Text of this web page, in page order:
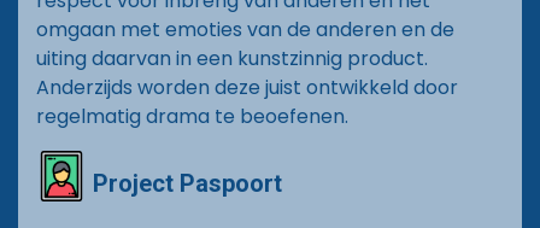
omgaan met emoties van de anderen en de
uiting daarvan in een kunstzinnig product.
Anderzijds worden deze juist ontwikkeld door
regelmatig drama te beoefenen.
Project Paspoort